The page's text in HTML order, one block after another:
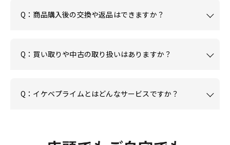
Q：商品購入後の交換や返品はできますか？
Q：買い取りや中古の取り扱いはありますか？
Q：イケベプライムとはどんなサービスですか？